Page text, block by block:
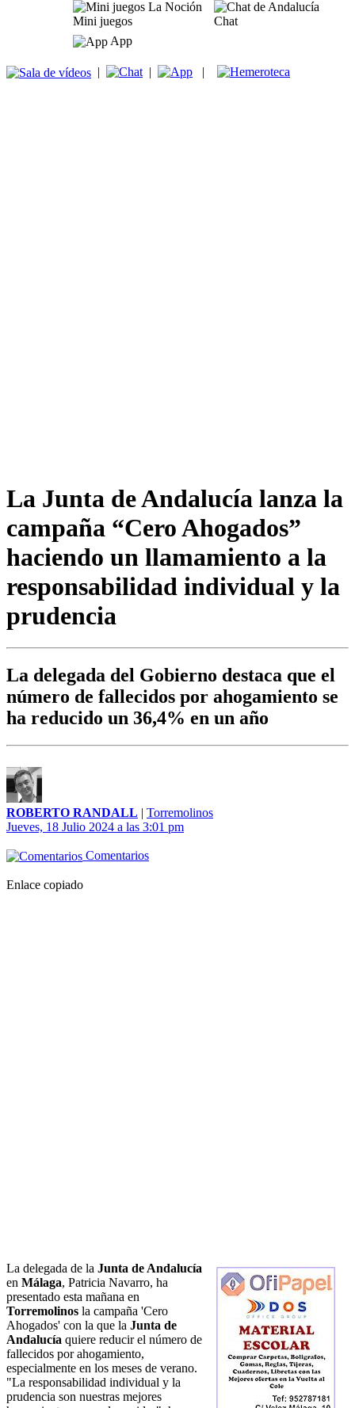
Mini juegos
Chat
App
| | |
La Junta de Andalucía lanza la
campaña “Cero Ahogados”
haciendo un llamamiento a la
responsabilidad individual y la
prudencia
La delegada del Gobierno destaca que el
número de fallecidos por ahogamiento se
ha reducido un 36,4% en un año
ROBERTO RANDALL | Torremolinos
Jueves, 18 Julio 2024 a las 3:01 pm
Comentarios
Enlace copiado
La delegada de la Junta de Andalucía
en Málaga, Patricia Navarro, ha
presentado esta mañana en
Torremolinos la campaña 'Cero
Ahogados' con la que la Junta de
Andalucía quiere reducir el número de
fallecidos por ahogamiento,
especialmente en los meses de verano.
"La responsabilidad individual y la
prudencia son nuestras mejores